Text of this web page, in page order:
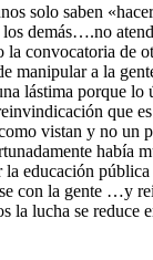
solo saben
los demás….no
la convocatoria de
manipular a la
lástima porque lo
que
vistan y no un
había
la educación
con la gente …y
la lucha se reduce